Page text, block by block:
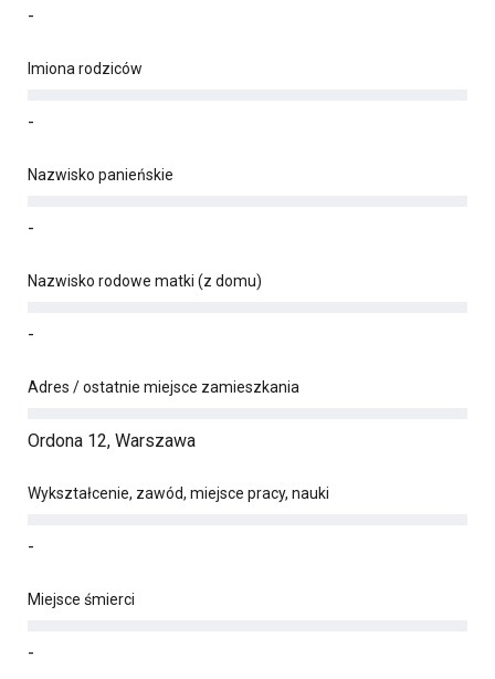
-
Imiona rodziców
-
Nazwisko panieńskie
-
Nazwisko rodowe matki (z domu)
-
Adres / ostatnie miejsce zamieszkania
Ordona 12, Warszawa
Wykształcenie, zawód, miejsce pracy, nauki
-
Miejsce śmierci
-